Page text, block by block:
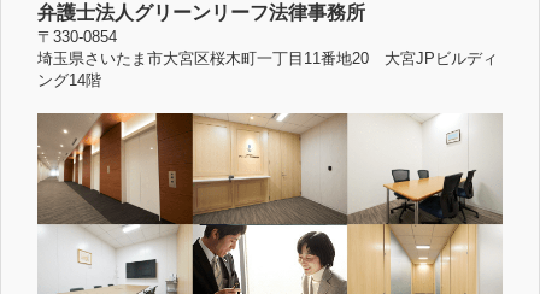
弁護士法人グリーンリーフ法律事務所
〒330-0854
埼玉県さいたま市大宮区桜木町一丁目11番地20 大宮JPビルディ
ング14階